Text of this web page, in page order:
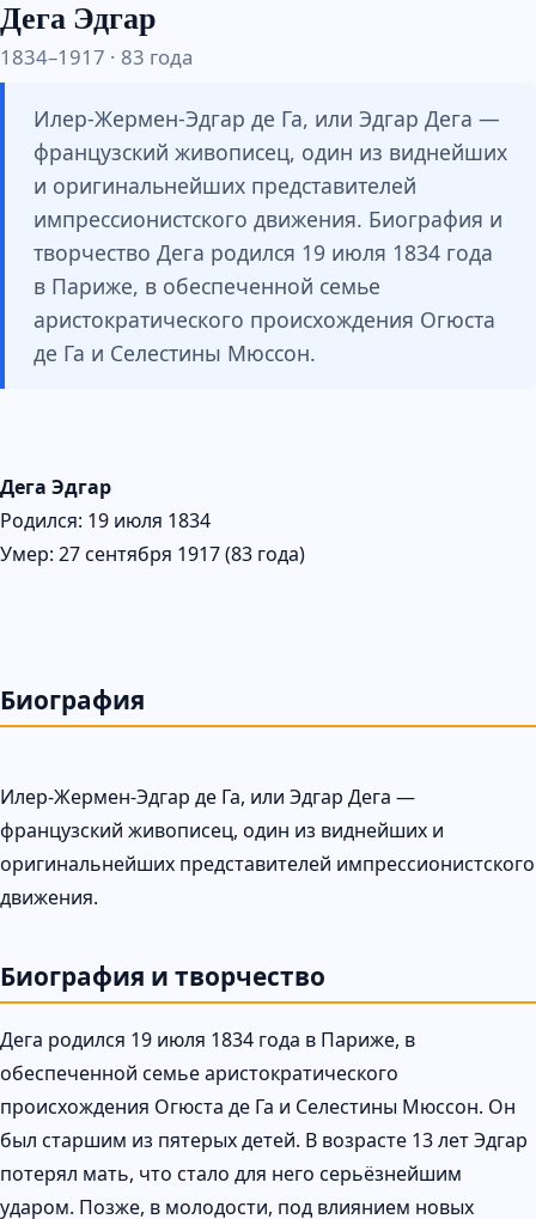
Дега Эдгар
1834–1917 · 83 года
Илер-Жермен-Эдгар де Га, или Эдгар Дега —
французский живописец, один из виднейших
и оригинальнейших представителей
импрессионистского движения. Биография и
творчество Дега родился 19 июля 1834 года
в Париже, в обеспеченной семье
аристократического происхождения Огюста
де Га и Селестины Мюссон.
Дега Эдгар
Родился: 19 июля 1834
Умер: 27 сентября 1917 (83 года)
Биография
Илер-Жермен-Эдгар де Га, или Эдгар Дега —
французский живописец, один из виднейших и
оригинальнейших представителей импрессионистского
движения.
Биография и творчество
Дега родился 19 июля 1834 года в Париже, в
обеспеченной семье аристократического
происхождения Огюста де Га и Селестины Мюссон. Он
был старшим из пятерых детей. В возрасте 13 лет Эдгар
потерял мать, что стало для него серьёзнейшим
ударом. Позже, в молодости, под влиянием новых